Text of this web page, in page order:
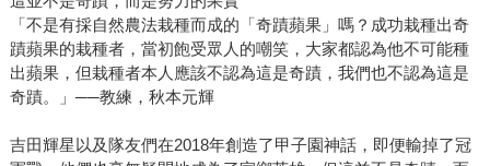
「不是有採自然農法栽種而成的「奇蹟蘋果」嗎？成功栽種出奇
蹟蘋果的栽種者，當初飽受眾人的嘲笑，大家都認為他不可能種
出蘋果，但栽種者本人應該不認為這是奇蹟，我們也不認為這是
奇蹟。」──教練，秋本元輝
吉田輝星以及隊友們在2018年創造了甲子園神話，即便輸掉了冠